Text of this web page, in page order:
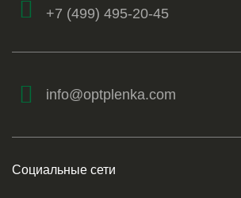
+7 (499) 495-20-45
info@optplenka.com
Социальные сети